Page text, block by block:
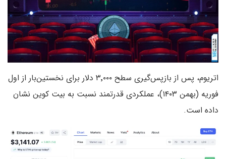
اتریوم، پس از بازپس‌گیری سطح ۳٬۰۰۰ دلار برای نخستین‌بار از اول
فوریه (بهمن ۱۴۰۳)، عملکردی قدرتمند نسبت به بیت‌ کوین نشان
داده است.